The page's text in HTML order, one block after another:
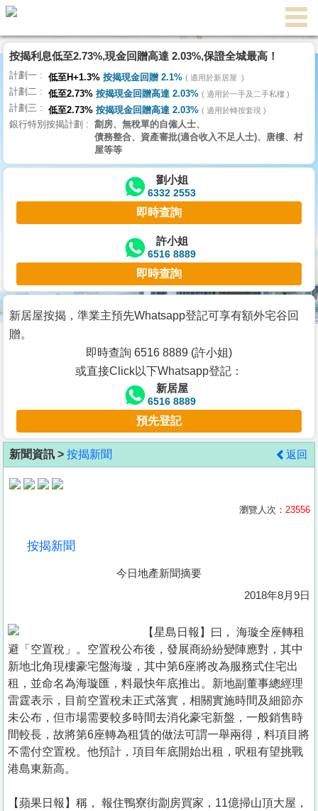
代
理
主
頁
搵
樓/
交
業
主
宅
谷
按
客
地
產
置
業
手
冊
關
於
我
們
按揭利息低至2.73%,現金回贈高達 2.03%,保證全城最高！
計劃一 低至H+1.3% 按揭現金回贈 2.1% 適用於新居屋
計劃二 低至2.73% 按揭現金回贈高達 2.03% 適用於一手及二手私樓
計劃三 低至2.73% 按揭現金回贈高達 2.03% 適用於轉按套現
銀行特別按揭計劃
劏房、無稅單的自僱人士、
債務整合、資產審批(適合收入不足人士)、唐樓、村
屋等等
劉小姐
6332 2553
即時查詢
許小姐
6516 8889
即時查詢
新居屋按揭，準業主預先Whatsapp登記可享有額外宅谷回
贈。
即時查詢 6516 8889 (許小姐)
或直接Click以下Whatsapp登記：
新居屋
6516 8889
預先登記
新聞資訊 > 按揭新聞 返回
瀏覽人次： 23556
按揭新聞
今日地產新聞摘要
2018年8月9日
【星島日報】曰， 海璇全座轉租
避「空置稅」。空置稅公布後，發展商紛紛變陣應對，其中
新地北角現樓豪宅盤海璇，其中第6座將改為服務式住宅出
租，並命名為海璇匯，料最快年底推出。新地副董事總經理
雷霆表示，目前空置稅未正式落實，相關實施時間及細節亦
未公布，但市場需要較多時間去消化豪宅新盤，一般銷售時
間較長，故將第6座轉為租賃的做法可謂一舉兩得，料項目將
不需付空置稅。他預計，項目年底開始出租，呎租有望挑戰
港島東新高。
【蘋果日報】稱， 報住鴨寮街劏房買家，11億掃山頂大屋，